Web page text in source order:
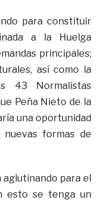
para constituir
a la Huelga
principales;
así como la
43 Normalistas
Peña Nieto de la
una oportunidad
formas de
aglutinando para el
esto se tenga un